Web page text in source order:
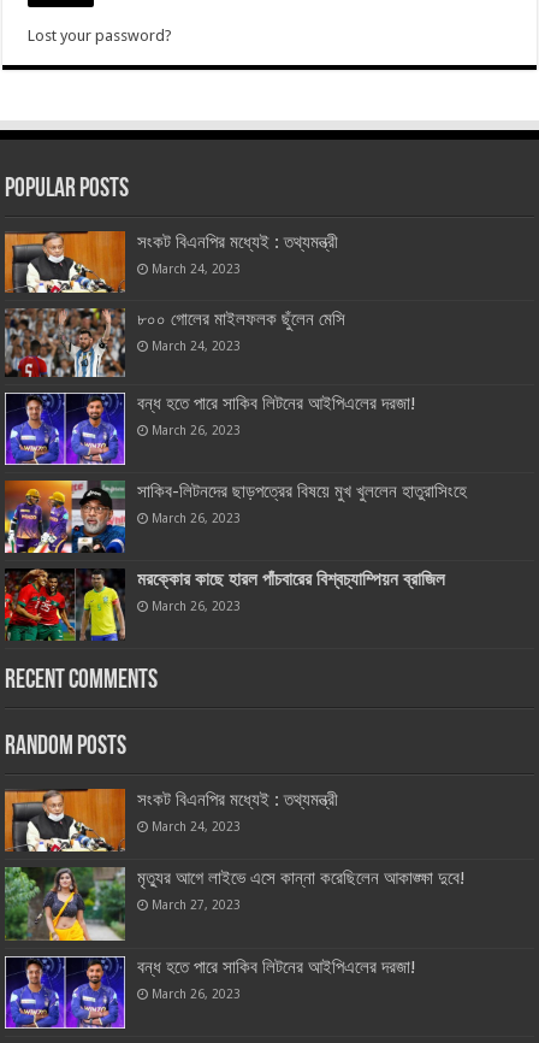
Lost your password?
Popular Posts
সংকট বিএনপির মধ্যেই : তথ্যমন্ত্রী
March 24, 2023
৮০০ গোলের মাইলফলক ছুঁলেন মেসি
March 24, 2023
বন্ধ হতে পারে সাকিব লিটনের আইপিএলের দরজা!
March 26, 2023
সাকিব-লিটনদের ছাড়পত্রের বিষয়ে মুখ খুললেন হাতুরাসিংহে
March 26, 2023
মরক্কোর কাছে হারল পাঁচবারের বিশ্বচ্যাম্পিয়ন ব্রাজিল
March 26, 2023
Recent Comments
Random Posts
সংকট বিএনপির মধ্যেই : তথ্যমন্ত্রী
March 24, 2023
মৃত্যুর আগে লাইভে এসে কান্না করেছিলেন আকাঙ্ক্ষা দুবে!
March 27, 2023
বন্ধ হতে পারে সাকিব লিটনের আইপিএলের দরজা!
March 26, 2023